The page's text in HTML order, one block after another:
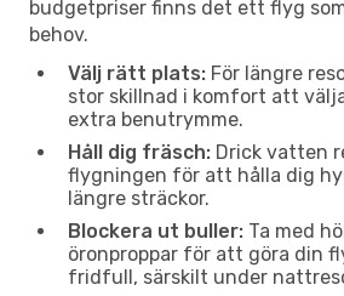
budgetpriser finns det ett flyg
behov.
Välj rätt plats: För längre
stor skillnad i komfort att
extra benutrymme.
Håll dig fräsch: Drick vatten
flygningen för att hålla dig
längre sträckor.
Blockera ut buller: Ta med
öronproppar för att göra din
fridfull, särskilt under